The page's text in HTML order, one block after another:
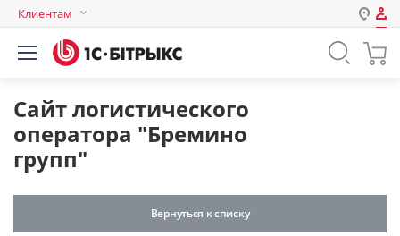
Клиентам
Авторизация
Логин
Сайт логистического
оператора "Бремино
групп"
Вернуться к списку